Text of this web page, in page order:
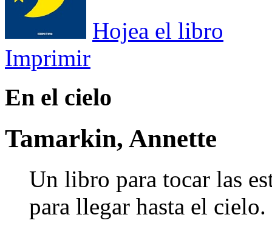
Hojea el libro
Imprimir
En el cielo
Tamarkin, Annette
Un libro para tocar las
para llegar hasta el cielo.